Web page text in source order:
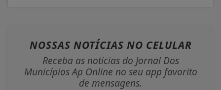
NOSSAS NOTÍCIAS NO CELULAR
Receba as notícias do Jornal Dos
Municípios Ap Online no seu app favorito
de mensagens.